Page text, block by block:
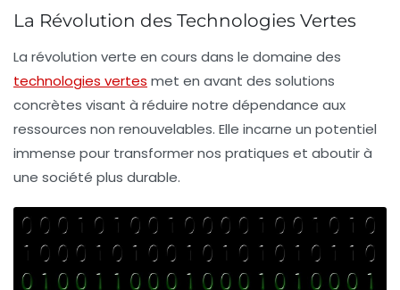
La Révolution des Technologies Vertes
La révolution verte en cours dans le domaine des
technologies vertes met en avant des solutions
concrètes visant à réduire notre dépendance aux
ressources non renouvelables. Elle incarne un potentiel
immense pour transformer nos pratiques et aboutir à
une société plus durable.